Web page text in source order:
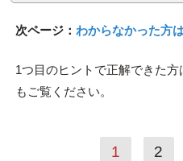
次ページ： わからなかった方
1つ目のヒントで正解できた
もご覧ください。
1 2